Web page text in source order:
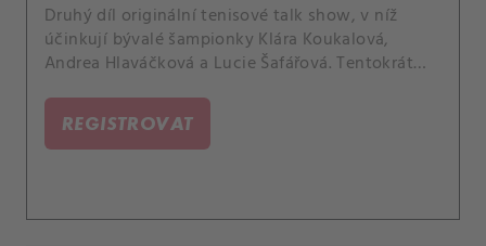
Druhý díl originální tenisové talk show, v níž
účinkují bývalé šampionky Klára Koukalová,
Andrea Hlaváčková a Lucie Šafářová. Tentokrát
nápad hrát ženské zápasy na tři vítězné sety.
REGISTROVAT